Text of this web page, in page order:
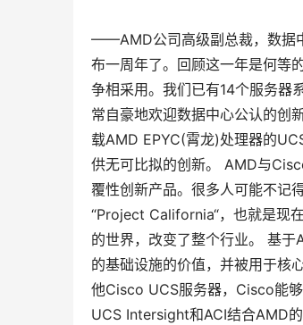
——AMD公司高级副总裁，数据
布一周年了。回顾这一年是何等
争相采用。我们已有14个服务器
常自豪地欢迎数据中心公认的创
载AMD EPYC(霄龙)处理器的
供无可比拟的创新。 AMD与
覆性创新产品。很多人可能不记
“Project California“，也就是现
的世界，改变了整个行业。 基
的基础设施的价值，并被用于核
他Cisco UCS服务器，Cisco能
UCS Intersight和ACI结合AMD